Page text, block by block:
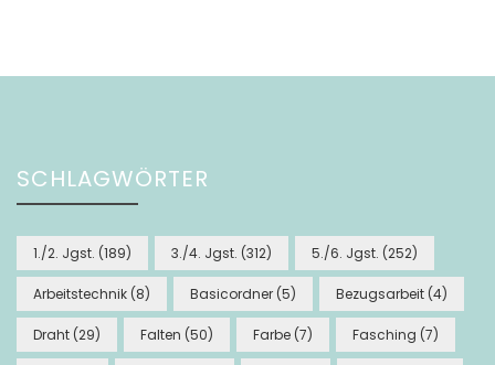
SCHLAGWÖRTER
1./2. Jgst. (189) 3./4. Jgst. (312) 5./6. Jgst. (252)
Arbeitstechnik (8) Basicordner (5) Bezugsarbeit (4)
Draht (29) Falten (50) Farbe (7) Fasching (7)